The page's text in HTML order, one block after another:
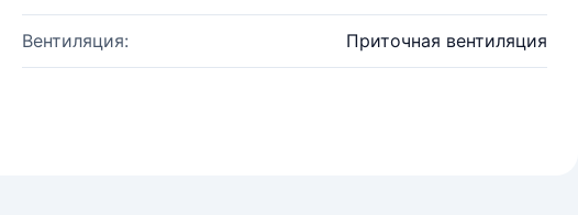
Вентиляция: Приточная вентиляция